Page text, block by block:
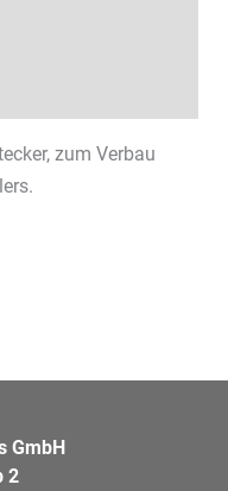
zum Verbau
GmbH
2